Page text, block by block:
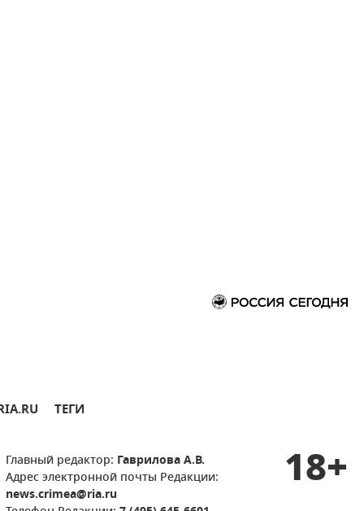
ТЕГИ
Главный редактор: Гаврилова А.В.
Адрес электронной почты Редакции:
news.crimea@ria.ru
18+